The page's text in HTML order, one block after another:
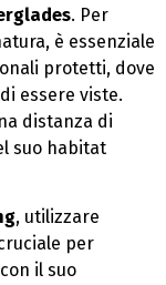
. Per
è essenziale
protetti, dove
essere viste.
distanza di
suo habitat
, utilizzare
per
il suo